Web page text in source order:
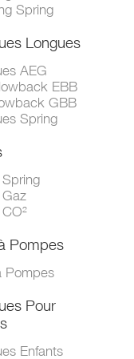
Spring
Longues
AEG
EBB
GBB
Spring
Pompes
Pompes
Pour
Enfants